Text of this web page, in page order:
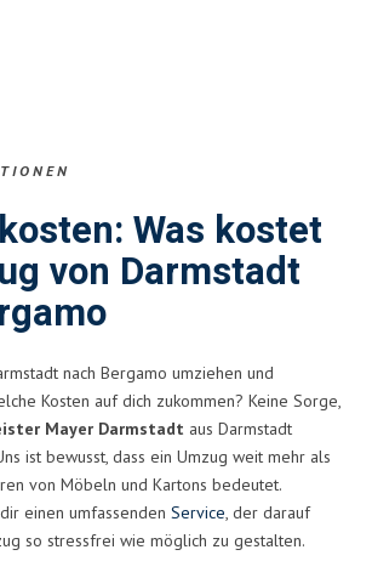
Was kostet
von Darmstadt
nach Bergamo umziehen und
Kosten auf dich zukommen? Keine Sorge,
Mayer Darmstadt aus Darmstadt
ist bewusst, dass ein Umzug weit mehr als
von Möbeln und Kartons bedeutet.
einen umfassenden Service, der darauf
so stressfrei wie möglich zu gestalten.